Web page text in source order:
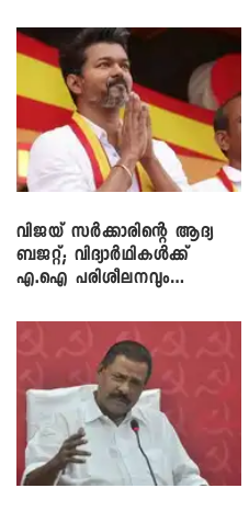
വിജയ് സർക്കാരിന്റെ ആദ്യ
ബജറ്റ്; വിദ്യാർഥികൾക്ക്
എ.ഐ പരിശീലനവും